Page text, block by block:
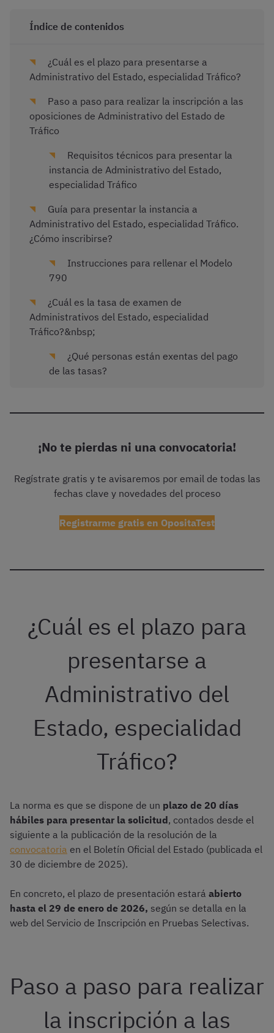
Índice de contenidos
¿Cuál es el plazo para presentarse a
Administrativo del Estado, especialidad Tráfico?
Paso a paso para realizar la inscripción a las
oposiciones de Administrativo del Estado de
Tráfico
Requisitos técnicos para presentar la
instancia de Administrativo del Estado,
especialidad Tráfico
Guía para presentar la instancia a
Administrativo del Estado, especialidad Tráfico.
¿Cómo inscribirse?
Instrucciones para rellenar el Modelo
790
¿Cuál es la tasa de examen de
Administrativos del Estado, especialidad
Tráfico?&nbsp;
¿Qué personas están exentas del pago
de las tasas?
¡No te pierdas ni una convocatoria!
Regístrate gratis y te avisaremos por email de todas las
fechas clave y novedades del proceso
Registrarme gratis en OpositaTest
¿Cuál es el plazo para
presentarse a
Administrativo del
Estado, especialidad
Tráfico?
La norma es que se dispone de un plazo de 20 días
hábiles para presentar la solicitud, contados desde el
siguiente a la publicación de la resolución de la
convocatoria en el Boletín Oficial del Estado (publicada el
30 de diciembre de 2025).
En concreto, el plazo de presentación estará abierto
hasta el 29 de enero de 2026, según se detalla en la
web del Servicio de Inscripción en Pruebas Selectivas.
Paso a paso para realizar
la inscripción a las